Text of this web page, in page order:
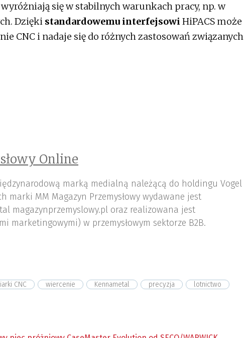
się w stabilnych warunkach pracy, np. w
Dzięki standardowemu interfejsowi HiPACS może
CNC i nadaje się do różnych zastosowań związanych
Online
marką medialną należącą do holdingu Vogel
marki MM Magazyn Przemysłowy wydawane jest
magazynprzemyslowy.pl oraz realizowana jest
marketingowymi) w przemysłowym sektorze B2B.
CNC wiercenie Kennametal precyzja lotnictwo